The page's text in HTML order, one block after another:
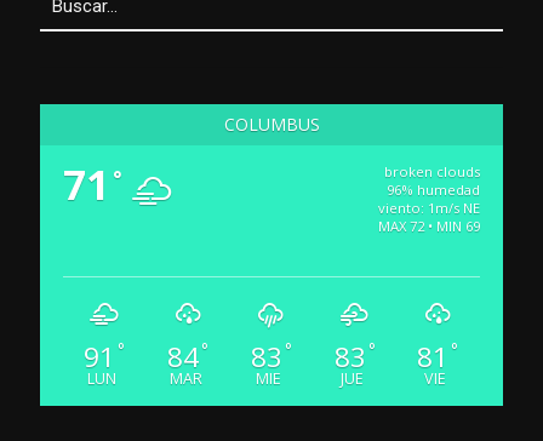
COLUMBUS
71 °
broken clouds
96% humedad
viento: 1m/s NE
MAX 72 • MIN 69
91 °
LUN
84°
MAR
83 °
MIE
83 °
JUE
81 °
VIE